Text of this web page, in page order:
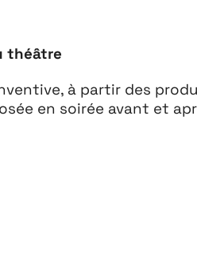
théâtre
à partir des
en soirée avant et